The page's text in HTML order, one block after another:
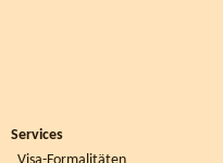
Services